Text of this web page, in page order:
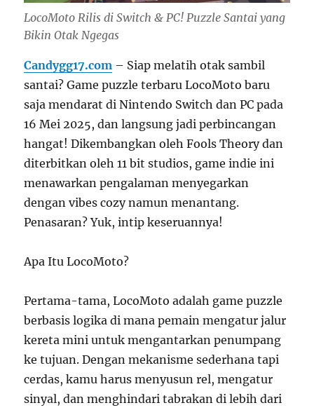
LocoMoto Rilis di Switch & PC! Puzzle Santai yang
Bikin Otak Ngegas
Candygg17.com – Siap melatih otak sambil
santai? Game puzzle terbaru LocoMoto baru
saja mendarat di Nintendo Switch dan PC pada
16 Mei 2025, dan langsung jadi perbincangan
hangat! Dikembangkan oleh Fools Theory dan
diterbitkan oleh 11 bit studios, game indie ini
menawarkan pengalaman menyegarkan
dengan vibes cozy namun menantang.
Penasaran? Yuk, intip keseruannya!
Apa Itu LocoMoto?
Pertama-tama, LocoMoto adalah game puzzle
berbasis logika di mana pemain mengatur jalur
kereta mini untuk mengantarkan penumpang
ke tujuan. Dengan mekanisme sederhana tapi
cerdas, kamu harus menyusun rel, mengatur
sinyal, dan menghindari tabrakan di lebih dari